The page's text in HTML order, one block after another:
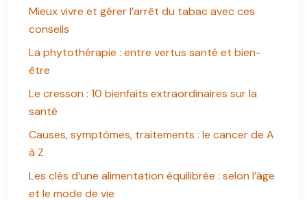
Mieux vivre et gérer l’arrêt du tabac avec ces
conseils
La phytothérapie : entre vertus santé et bien-
être
Le cresson : 10 bienfaits extraordinaires sur la
santé
Causes, symptômes, traitements : le cancer de A
à Z
Les clés d’une alimentation équilibrée : selon l’âge
et le mode de vie